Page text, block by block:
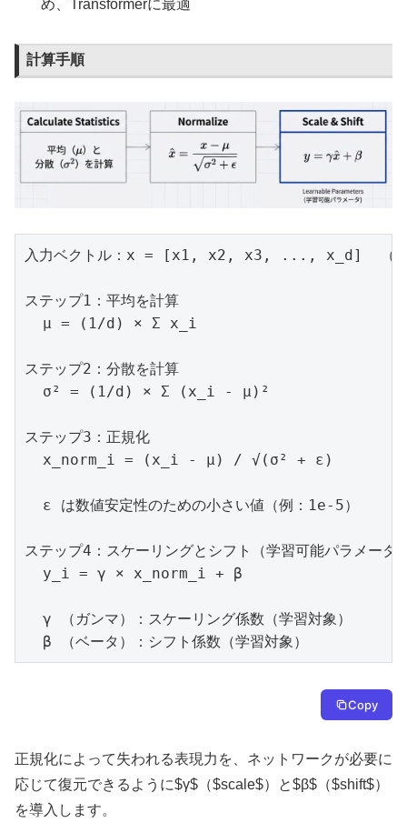
め、Transformerに最適
計算手順
入力ベクトル：x = [x1, x2, x3, ..., x_d]  （1ト
ステップ1：平均を計算
  μ = (1/d) × Σ x_i
ステップ2：分散を計算
  σ² = (1/d) × Σ (x_i - μ)²
ステップ3：正規化
  x_norm_i = (x_i - μ) / √(σ² + ε)
  ε は数値安定性のための小さい値（例：1e-5）
ステップ4：スケーリングとシフト（学習可能パラメータ
  y_i = γ × x_norm_i + β
  γ （ガンマ）：スケーリング係数（学習対象）
  β （ベータ）：シフト係数（学習対象）
Copy
正規化によって失われる表現力を、ネットワークが必要に
応じて復元できるように$γ$（$scale$）と$β$（$shift$）
を導入します。